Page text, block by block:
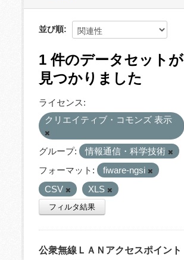
並び順
1 件のデータセットが
見つかりました
ライセンス:
クリエイティブ・コモンズ 表示
グループ:
情報通信・科学技術
フォーマット:
fiware-ngsi
CSV
XLS
フィルタ結果
公衆無線ＬＡＮアクセスポイント